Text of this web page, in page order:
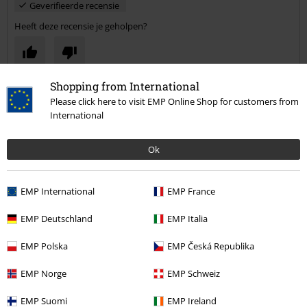
Shopping from International
Please click here to visit EMP Online Shop for customers from
International
Ok
EMP International EMP France
EMP Deutschland EMP Italia
EMP Polska EMP Česká Republika
EMP Norge EMP Schweiz
EMP Suomi EMP Ireland
Geverifieerde recensie
Heeft deze recensie je geholpen?
Opmerking
15%
E-mailnieuwsbrief
Meld je aan en ontvang een code voor 15%
korting!
Ik geef hierbij toestemming om de Large-nieuwsbrief te ontvangen en ga
verwerkt om mij regelmatig te informeren over producten. Mijn